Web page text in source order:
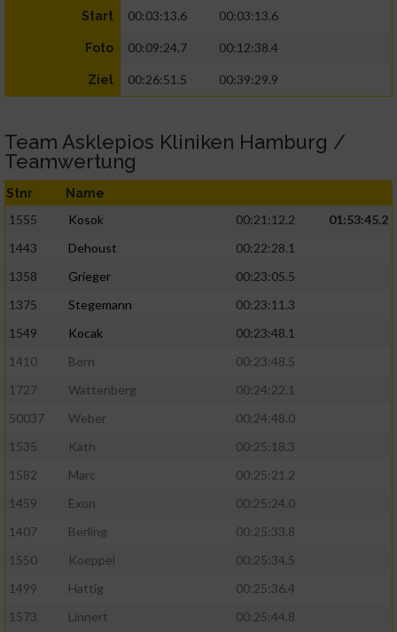
Start 00:03:13.6 00:03:13.6
Foto 00:09:24.7 00:12:38.4
Ziel 00:26:51.5 00:39:29.9
Team Asklepios Kliniken Hamburg /
Teamwertung
Stnr Name
1555 Kosok 00:21:12.2
01:53:45.2
1443
Dehoust
00:22:28.1
1358
Grieger
00:23:05.5
1375
Stegemann
00:23:11.3
1549
Kocak
00:23:48.1
1410
Bern
00:23:48.5
1727
Wattenberg
00:24:22.1
50037
Weber
00:24:48.0
1535
Kath
00:25:18.3
1582
Marc
00:25:21.2
1459
Exon
00:25:24.0
1407
Berling
00:25:33.8
1550
Koeppel
00:25:34.5
1499
Hattig
00:25:36.4
1573
Linnert
00:25:44.8